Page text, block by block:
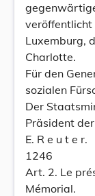
Luxemburg,
Charlotte.
Für den
sozialen
Der
Präsident
E. R e u t e r.
1246
Art. 2. Le
Mémorial.